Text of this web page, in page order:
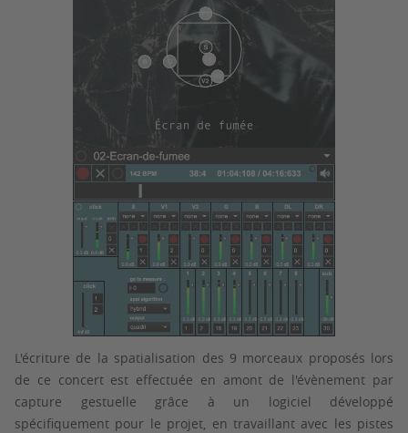
L'écriture de la spatialisation des 9 morceaux proposés lors
de ce concert est effectuée en amont de l'évènement par
capture gestuelle grâce à un logiciel développé
spécifiquement pour le projet, en travaillant avec les pistes